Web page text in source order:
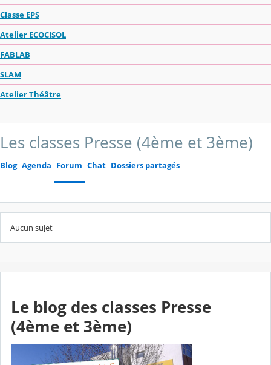
Classe EPS
Atelier ECOCISOL
FABLAB
SLAM
Atelier Théâtre
Les classes Presse (4ème et 3ème)
Blog Agenda Forum Chat Dossiers partagés
Aucun sujet
Le blog des classes Presse
(4ème et 3ème)